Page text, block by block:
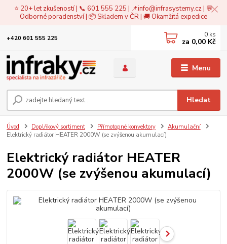
⭐ 20+ let zkušeností | 📞 601 555 225 | 📌info@infrasystemy.cz| 💬
Odborné poradenství | 📦 Skladem v ČR | 🚚 Okamžitá expedice
Menu
Hledat
+420 601 555 225 0 ks
za 0,00 Kč
Úvod Doplňkový sortiment Přímotopné konvektory
Akumulační
Elektrický radiátor HEATER 2000W (se zvýšenou akumulací)
Elektrický radiátor HEATER
2000W (se zvýšenou akumulací)